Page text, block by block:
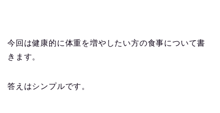
今回は健康的に体重を増やしたい方の食事について書
きます。
答えはシンプルです。